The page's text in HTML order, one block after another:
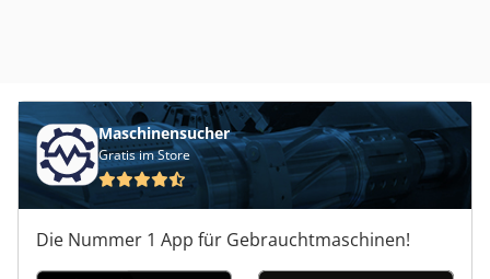
Maschinensucher
Gratis im Store
Die Nummer 1 App für Gebrauchtmaschinen!